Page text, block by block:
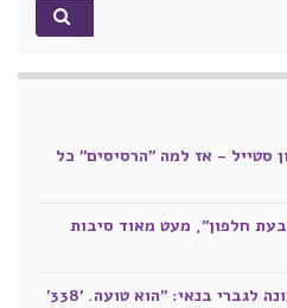
סטייל - אז למה "הרסיסים" כל
ל"גבעת חלפון", מעט מאוד סיבות
פתטי? הכותב אילן רוזנפלד עונה לגברי בנאי: "הוא טועה. '338'